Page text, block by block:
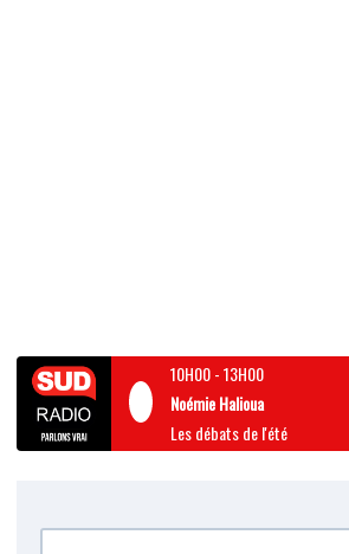
10H00-13H00
Noémie Halioua
Les débats de l'été